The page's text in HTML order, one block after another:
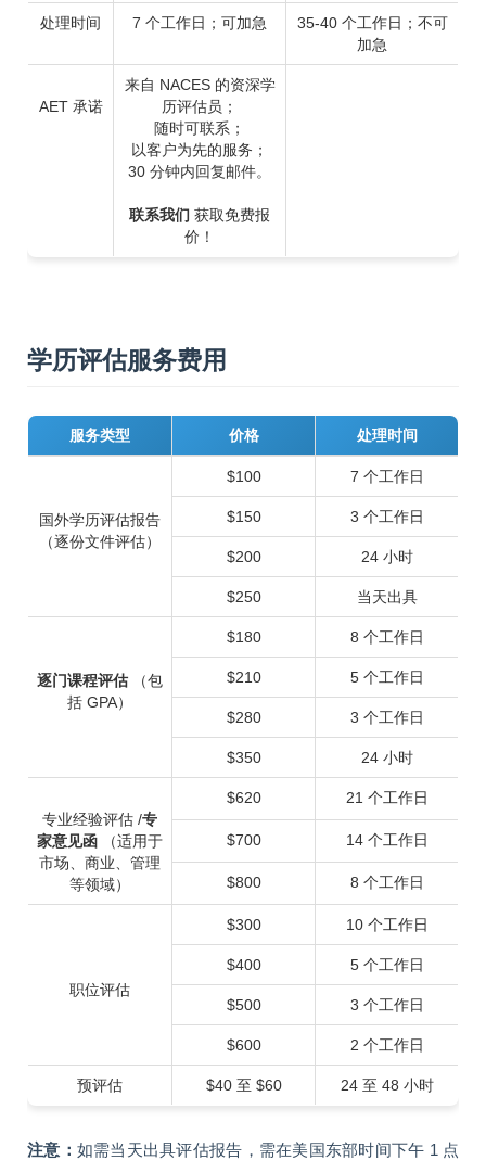
处理时间 7 个工作日；可加急
35-40 个工作日；不可
加急
AET 承诺
来自 NACES 的资深学
历评估员；
随时可联系；
以客户为先的服务；
30 分钟内回复邮件。
联系我们 获取免费报
价！
学历评估服务费用
服务类型 价格 处理时间
国外学历评估报告
（逐份文件评估）
$100 7 个工作日
$150 3 个工作日
$200 24 小时
$250 当天出具
逐门课程评估 （包
括 GPA）
$180 8 个工作日
$210 5 个工作日
$280 3 个工作日
$350 24 小时
专业经验评估 /专
家意见函 （适用于
市场、商业、管理
等领域）
$620 21 个工作日
$700 14 个工作日
$800 8 个工作日
职位评估
$300 10 个工作日
$400 5 个工作日
$500 3 个工作日
$600 2 个工作日
预评估 $40 至 $60 24 至 48 小时
注意： 如需当天出具评估报告，需在美国东部时间下午 1 点